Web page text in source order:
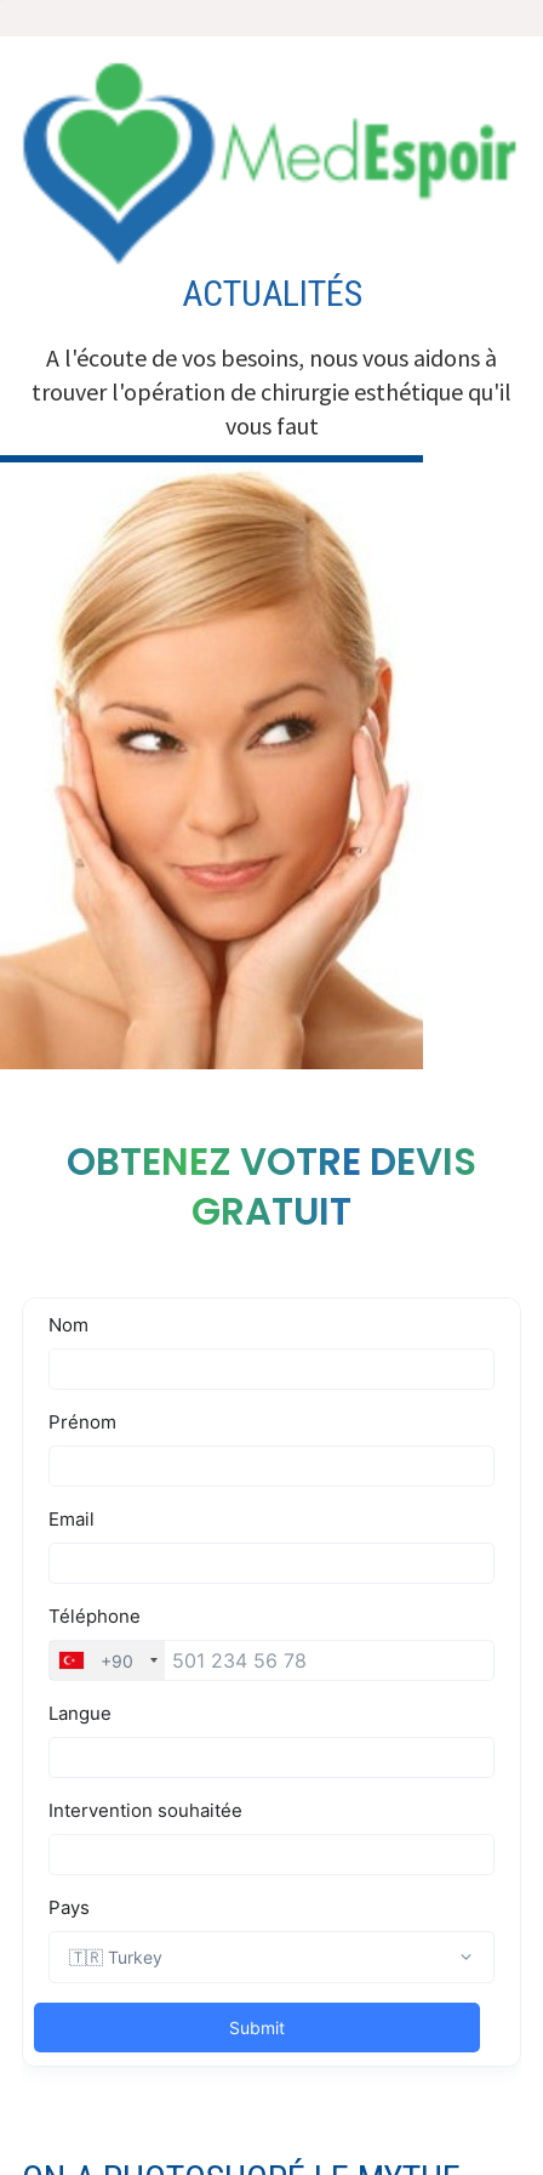
contenu
ACTUALITÉS
A l'écoute de vos besoins, nous vous aidons à
trouver l'opération de chirurgie esthétique qu'il
vous faut
OBTENEZ VOTRE DEVIS
GRATUIT